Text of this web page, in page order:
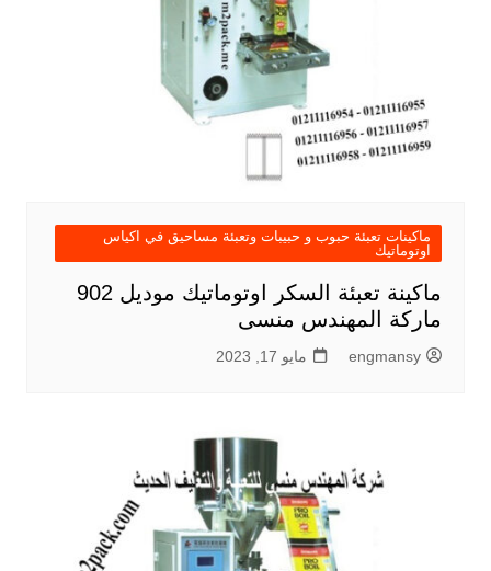
ماكينات تعبئة حبوب و حبيبات وتعبئة مساحيق في اكياس
اوتوماتيك
ماكينة تعبئة السكر اوتوماتيك موديل 902
ماركة المهندس منسى
engmansy مايو 17, 2023